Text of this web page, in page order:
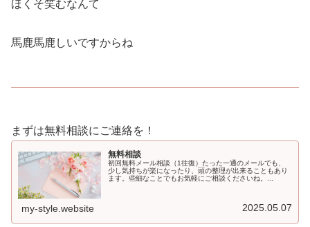
ほくそ笑むなんて
馬鹿馬鹿しいですからね
まずは無料相談にご連絡を！
無料相談
初回無料メール相談（1往復）たった一通のメールでも、
少し気持ちが楽になったり、頭の整理が出来ることもあり
ます。些細なことでもお気軽にご相談くださいね。...
my-style.website 2025.05.07